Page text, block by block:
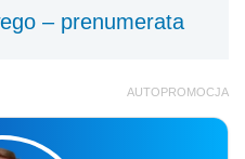
– prenumerata
AUTOPROMOCJA